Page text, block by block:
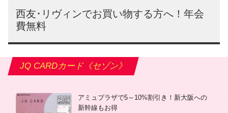
西友･リヴィンでお買い物する方へ！年会
費無料
JQ CARDカード《セゾン》
アミュプラザで5～10%割引き！新大阪への
新幹線もお得